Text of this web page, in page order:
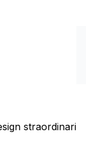
straordinari